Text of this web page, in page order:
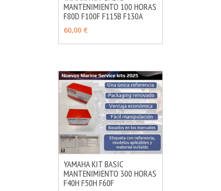
AÑADIR MÁS INFO
MANTENIMIENTO 100 HORAS
F80D F100F F115B F130A
60,00 €
AÑADIR MÁS INFO
YAMAHA KIT BASIC
MANTENIMIENTO 300 HORAS
F40H F50H F60F